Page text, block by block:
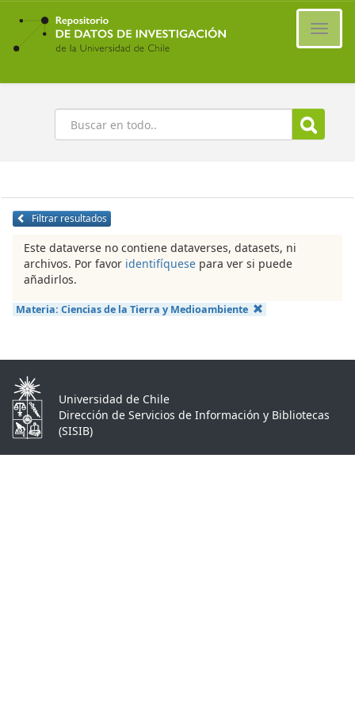
Ir
contenido
principal
Buscar
Filtrar resultados
Este dataverse no contiene dataverses, datasets, ni
archivos. Por favor identifíquese para ver si puede
añadirlos.
Materia: Ciencias de la Tierra y Medioambiente
Universidad de Chile
Dirección de Servicios de Información y Bibliotecas
(SISIB)